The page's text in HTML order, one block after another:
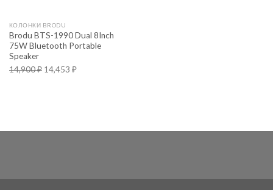
КОЛОНКИ BRODU
Brodu BTS-1990 Dual 8Inch
75W Bluetooth Portable
Speaker
14,900₽ 14,453 ₽